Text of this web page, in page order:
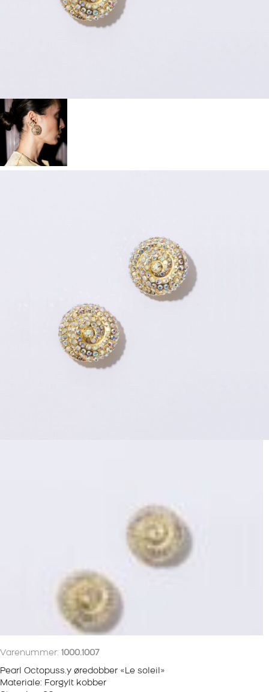
Varenummer: 1000.1007
Pearl Octopuss.y øredobber «Le soleil»
Materiale: Forgylt kobber